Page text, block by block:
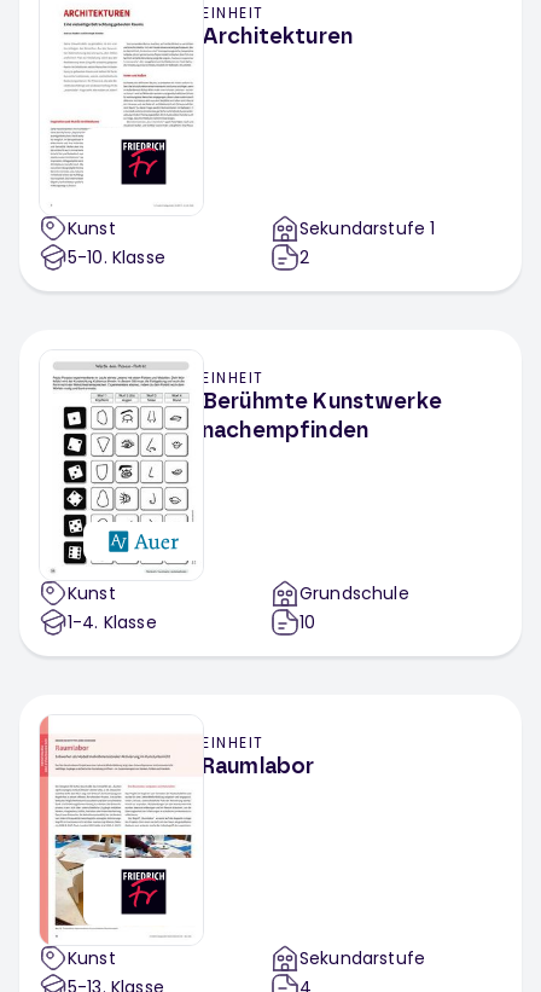
EINHEIT
Architekturen
Kunst
5-10. Klasse
Sekundarstufe 1
2
EINHEIT
Berühmte Kunstwerke
nachempfinden
Kunst
1-4. Klasse
Grundschule
10
EINHEIT
Raumlabor
Kunst
5-13. Klasse
Sekundarstufe
4